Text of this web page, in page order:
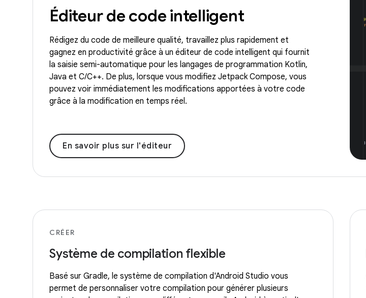
Éditeur de code intelligent
Rédigez du code de meilleure qualité, travaillez plus rapidement et
gagnez en productivité grâce à un éditeur de code intelligent qui fournit
la saisie semi-automatique pour les langages de programmation Kotlin,
Java et C/C++. De plus, lorsque vous modifiez Jetpack Compose, vous
pouvez voir immédiatement les modifications apportées à votre code
grâce à la modification en temps réel.
En savoir plus sur l'éditeur
CRÉER
Système de compilation flexible
Basé sur Gradle, le système de compilation d'Android Studio vous
permet de personnaliser votre compilation pour générer plusieurs